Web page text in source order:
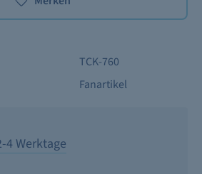
TCK-760
Fanartikel
4 Werktage